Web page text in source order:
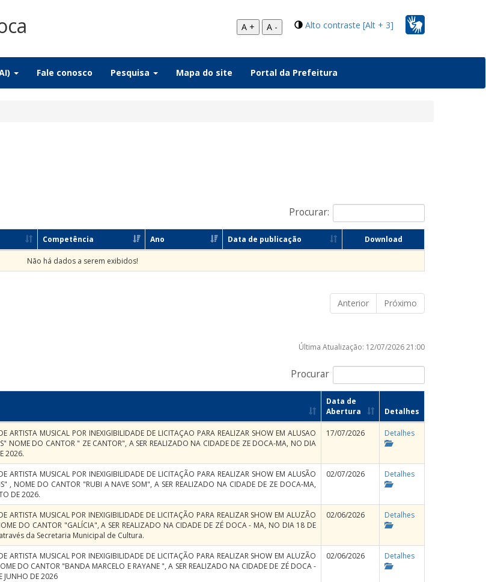
Alto contraste [Alt + 3]
A + A -
Fale conosco Pesquisa Mapa do site Portal da Prefeitura
Procurar:
Competência Ano Data de publicação Download
Não há dados a serem exibidos!
Anterior
Próximo
Procurar
Última Atualização: 12/07/2026 21:00
Data de
Abertura
Detalhes
ARTISTA MUSICAL POR INEXIGIBILIDADE DE LICITAÇAO PARA REALIZAR SHOW EM ALUSAO
NOME DO CANTOR " ZE CANTOR", A SER REALIZADO NA CIDADE DE ZE DOCA-MA, NO DIA
2026.
17/07/2026 Detalhes
ARTISTA MUSICAL POR INEXIGIBILIDADE DE LICITAÇÃO PARA REALIZAR SHOW EM ALUSÃO
, NOME DO CANTOR "RUBI A NAVE SOM", A SER REALIZADO NA CIDADE DE ZE DOCA-MA,
DE 2026.
02/07/2026 Detalhes
ARTISTA MUSICAL POR INEXIGIBILIDADE DE LICITAÇÃO PARA REALIZAR SHOW EM ALUZÃO
DO CANTOR "GALÍCIA", A SER REALIZADO NA CIDADE DE ZÉ DOCA - MA, NO DIA 18 DE
da Secretaria Municipal de Cultura.
02/06/2026 Detalhes
ARTISTA MUSICAL POR INEXIGIBILIDADE DE LICITAÇÃO PARA REALIZAR SHOW EM ALUZÃO
DO CANTOR "BANDA MARCELO E RAYANE ", A SER REALIZADO NA CIDADE DE ZÉ DOCA -
JUNHO DE 2026
02/06/2026 Detalhes